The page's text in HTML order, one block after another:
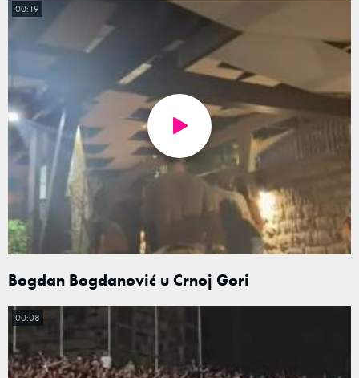
Bogdan Bogdanović u Crnoj Gori
00:19
00:08